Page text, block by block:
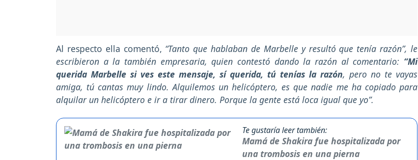
Al respecto ella comentó, “Tanto que hablaban de Marbelle y resultó que tenía razón”, le
escribieron a la también empresaria, quien contestó dando la razón al comentario: “Mi
querida Marbelle si ves este mensaje, sí querida, tú tenías la razón, pero no te vayas
amiga, tú cantas muy lindo. Alquilemos un helicóptero, es que nadie me ha copiado para
alquilar un helicóptero e ir a tirar dinero. Porque la gente está loca igual que yo”.
Te gustaría leer también:
Mamá de Shakira fue hospitalizada por
una trombosis en una pierna